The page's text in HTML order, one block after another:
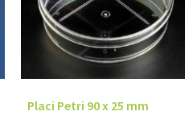
Placi Petri 90 x 25 mm